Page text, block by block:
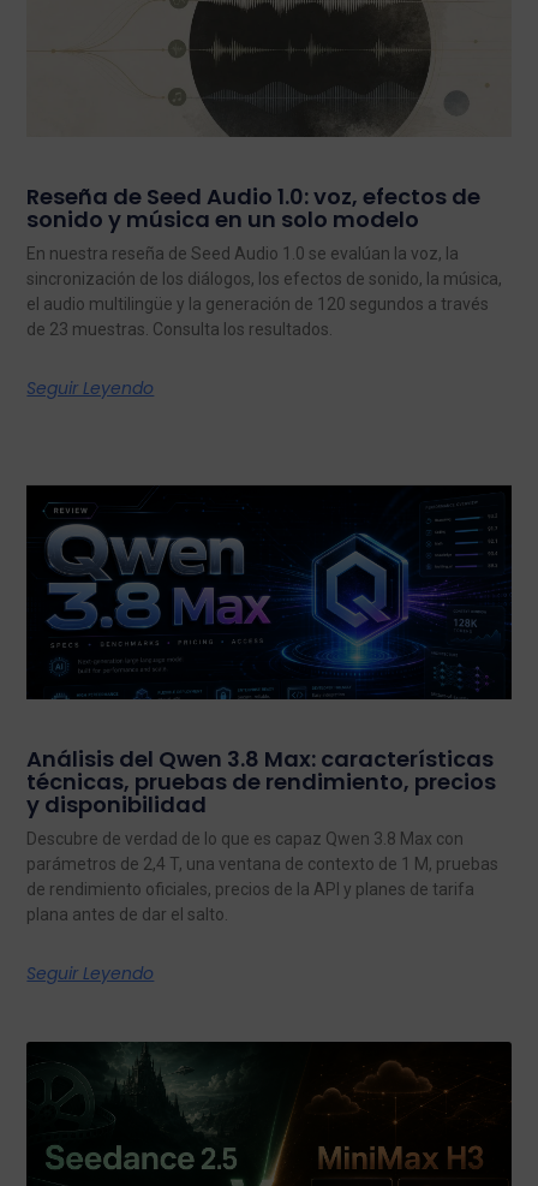
Reseña de Seed Audio 1.0: voz, efectos de
sonido y música en un solo modelo
En nuestra reseña de Seed Audio 1.0 se evalúan la voz, la
sincronización de los diálogos, los efectos de sonido, la música,
el audio multilingüe y la generación de 120 segundos a través
de 23 muestras. Consulta los resultados.
Seguir Leyendo
Análisis del Qwen 3.8 Max: características
técnicas, pruebas de rendimiento, precios
y disponibilidad
Descubre de verdad de lo que es capaz Qwen 3.8 Max con
parámetros de 2,4 T, una ventana de contexto de 1 M, pruebas
de rendimiento oficiales, precios de la API y planes de tarifa
plana antes de dar el salto.
Seguir Leyendo